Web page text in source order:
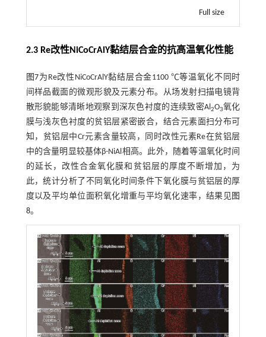
Full size
2.3 Re改性NiCoCrAlY黏结层合金的抗高温氧化性能
图7为Re改性NiCoCrAlY黏结层合金1100 ℃等温氧化不同时
间样品截面的微观形貌及元素分布。从场发射扫描电镜背
散形貌能够清晰地观察到深灰色衬度的连续致密Al2O3氧化
膜与浅灰色衬度的贫铝层紧密嵌合，结合元素面扫分布可
知，贫铝层中Cr元素含量较高，同时改性元素Re在贫铝层
中的含量明显较基体β-NiAl相高。此外，随着等温氧化时间
的延长，改性合金氧化膜和贫铝层的厚度不断增加，为
此，统计分析了不同氧化时间条件下氧化膜与贫铝层的厚
度以及平均单位面积氧化增重与平均氧化速率，结果见图
8。